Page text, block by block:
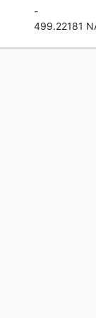
-
499.22181